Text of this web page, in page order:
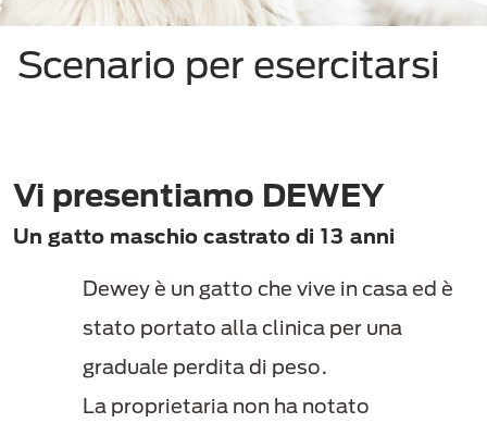
Scenario per esercitarsi
Vi presentiamo DEWEY
Un gatto maschio castrato di 13 anni
Dewey è un gatto che vive in casa ed è
stato portato alla clinica per una
graduale perdita di peso.
La proprietaria non ha notato